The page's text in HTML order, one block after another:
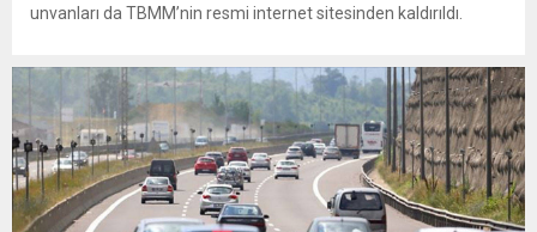
unvanları da TBMM’nin resmi internet sitesinden kaldırıldı.
çıkarma cezası uygulanmak üzere Yüksek Disiplin Kurulu’na
(YDK) sevk edilen ve partideki tüm görevlerinden...